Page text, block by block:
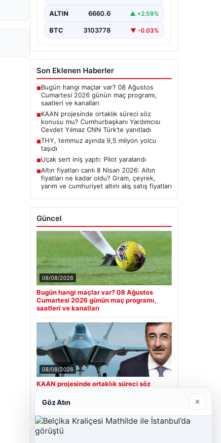
Yılmaz, CNN Türk canlı yayınında
Mekke Ortak…
ALTIN 6660.6 ▲ +2.59%
BTC 3103778 ▼ -0.03%
Son Eklenen Haberler
■Bugün hangi maçlar var? 08 Ağustos
Cumartesi 2026 günün maç programı,
saatleri ve kanalları
■KAAN projesinde ortaklık süreci söz
konusu mu? Cumhurbaşkanı Yardımcısı
Cevdet Yılmaz CNN Türk’te yanıtladı
■THY, temmuz ayında 9,5 milyon yolcu
taşıdı
■Uçak sert iniş yaptı: Pilot yaralandı
■Altın fiyatları canlı 8 Nisan 2026: Altın
fiyatları ne kadar oldu? Gram, çeyrek,
yarım ve cumhuriyet altını alış satış fiyatları
Güncel
08/08/2026
Bugün hangi maçlar var? 08 Ağustos
Cumartesi 2026 günün maç programı,
saatleri ve kanalları
08/08/2026
KAAN projesinde ortaklık süreci söz
konusu mu? Cumhurbaşkanı Yardımcısı
Cevdet Yılmaz CNN Türk’te yanıtladı
Göz Atın ×